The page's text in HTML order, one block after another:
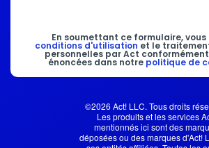
En soumettant ce formulaire,
conditions d'utilisation et le
personnelles par Act
énoncées dans notre politique de
©2026 Act! LLC. Tous droits
Les produits et les services
mentionnés ici sont des
déposées ou des marques d'Act!